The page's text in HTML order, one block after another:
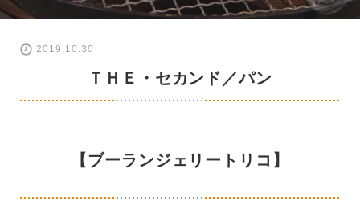
2019.10.30
ＴＨＥ・セカンド／パン
【ブーランジェリートリコ】